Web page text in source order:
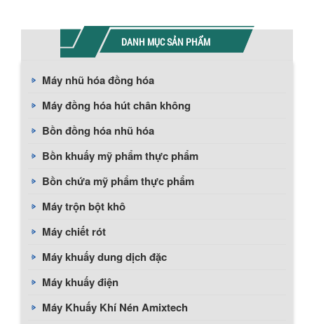
DANH MỤC SẢN PHẨM
Máy nhũ hóa đồng hóa
Máy đồng hóa hút chân không
Bồn đồng hóa nhũ hóa
Bồn khuấy mỹ phẩm thực phẩm
Bồn chứa mỹ phẩm thực phẩm
Máy trộn bột khô
Máy chiết rót
Máy khuấy dung dịch đặc
Máy khuấy điện
Máy Khuấy Khí Nén Amixtech